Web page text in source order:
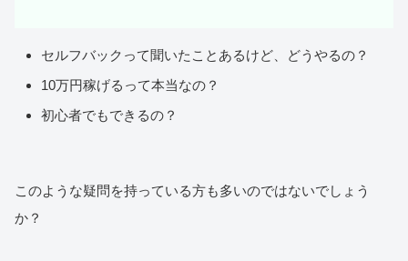
セルフバックって聞いたことあるけど、どうやるの？
10万円稼げるって本当なの？
初心者でもできるの？
このような疑問を持っている方も多いのではないでしょう
か？